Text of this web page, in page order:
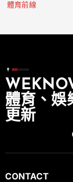
體育前線
體育、娛
更新
CONTACT